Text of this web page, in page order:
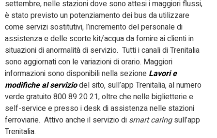
settembre, nelle stazioni dove sono attesi i maggiori flussi,
è stato previsto un potenziamento dei bus da utilizzare
come servizi sostitutivi, l’incremento del personale di
assistenza e delle scorte kit/acqua da fornire ai clienti in
situazioni di anormalità di servizio. Tutti i canali di Trenitalia
sono aggiornati con le variazioni di orario. Maggiori
informazioni sono disponibili nella sezione Lavori e
modifiche al serviziodel sito, sull’app Trenitalia, al numero
verde gratuito 800 89 20 21, oltre che nelle biglietterie e
self-service e presso i desk di assistenza nelle stazioni
ferroviarie. Attivo anche il servizio di smart caringsull’app
Trenitalia.